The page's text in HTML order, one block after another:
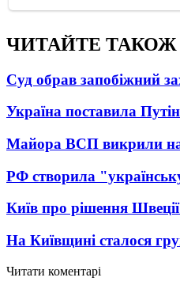
ЧИТАЙТЕ ТАКОЖ
Суд обрав запобіжний
Україна поставила
Майора ВСП викрили
РФ створила
Київ про рішення
На Київщині сталося
Читати коментарі